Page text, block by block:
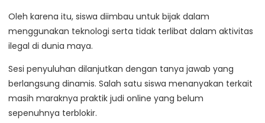
Oleh karena itu, siswa diimbau untuk bijak dalam
menggunakan teknologi serta tidak terlibat dalam aktivitas
ilegal di dunia maya.
Sesi penyuluhan dilanjutkan dengan tanya jawab yang
berlangsung dinamis. Salah satu siswa menanyakan terkait
masih maraknya praktik judi online yang belum
sepenuhnya terblokir.